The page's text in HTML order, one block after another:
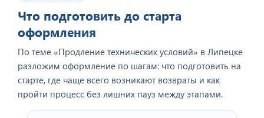
Что подготовить до старта
оформления
По теме «Продление технических условий» в Липецке
разложим оформление по шагам: что подготовить на
старте, где чаще всего возникают возвраты и как
пройти процесс без лишних пауз между этапами.